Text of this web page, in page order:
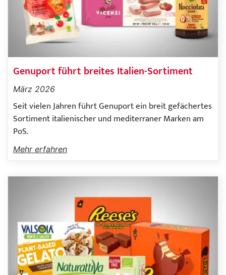
Genuport führt breites Italien-Sortiment
März 2026
Seit vielen Jahren führt Genuport ein breit gefächertes
Sortiment italienischer und mediterraner Marken am
PoS.
Mehr erfahren